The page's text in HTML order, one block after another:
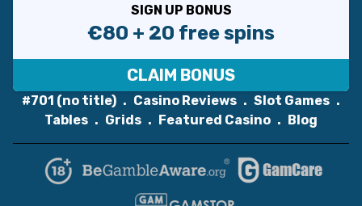
SIGN UP BONUS
€80 + 20 free spins
CLAIM BONUS
#701 (no title) Casino Reviews
Slot Games
Tables
Grids Featured Casino Blog